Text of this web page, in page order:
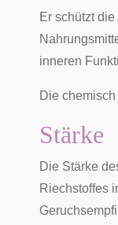
Er schützt
inneren
Die
Stärke
Die Stärke
Riechstoffes